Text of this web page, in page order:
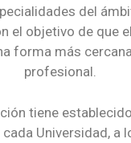
del
el objetivo de que
forma más
profesional.
tiene
Universidad, a